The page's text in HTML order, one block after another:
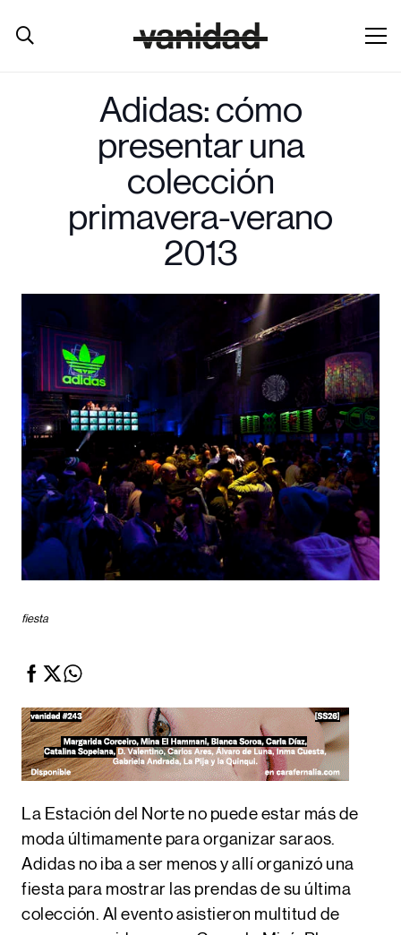
Adidas: cómo
presentar una
colección
primavera-verano
2013
fiesta
La Estación del Norte no puede estar más de
moda últimamente para organizar saraos.
Adidas no iba a ser menos y allí organizó una
fiesta para mostrar las prendas de su última
colección. Al evento asistieron multitud de